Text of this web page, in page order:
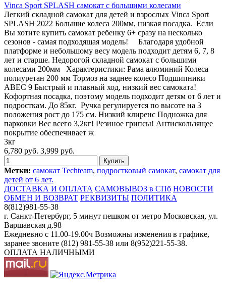
Vinca Sport SPLASH самокат с большими колесами
Легкий складной самокат для детей и взрослых Vinca Sport
SPLASH 2022 Большие колеса 200мм, низкая посадка. Если
Вы хотите купить самокат ребенку 6+ сразу на несколько
сезонов - самая подходящая модель! Благодаря удобной
платформе и небольшому весу модель подходит детям 6, 7, 8
лет и старше. Недорогой складной самокат с большими
колесами 200мм Характеристики: Рама алюминий Колеса
полиуретан 200 мм Тормоз на заднее колесо Подшипники
ABEC 9 Быстрый и плавный ход, низкий вес самоката!
Кофортная посадка, поэтому модель подходит детям от 6 лет и
подросткам. До 85кг. Ручка регулируется по высоте на 3
положения рост до 175 см. Низкий клиренс Подножка для
парковки Вес всего 3,2кг! Резиное грипсы! Антискользящее
покрытие обеспечивает ж
3кг
6,780 руб. 3,999 руб.
Метки: самокат Techteam, подростковый самокат, самокат для
детей от 6 лет.
ДОСТАВКА И ОПЛАТА САМОВЫВОЗ в СПб НОВОСТИ
ОБМЕН И ВОЗВРАТ РЕКВИЗИТЫ ПОЛИТИКА
8(812)981-55-38
г. Санкт-Петербург, 5 минут пешком от метро Московская, ул.
Варшавская д.98
Ежедневно c 11.00-19.00ч Возможны изменения в графике,
заранее звоните (812) 981-55-38 или 8(952)221-55-38.
ОПЛАТА НАЛИЧНЫМИ